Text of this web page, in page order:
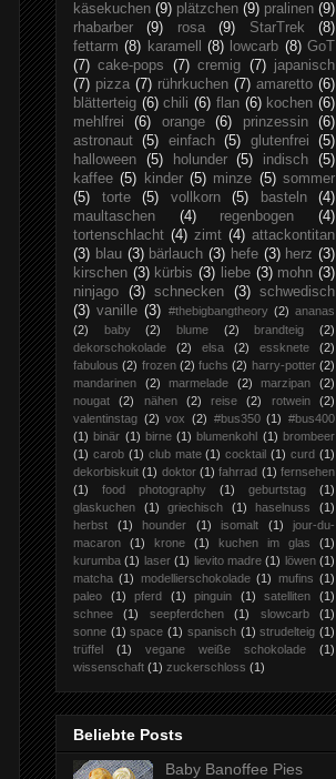
käsekuchen (9) plätzchen (9) pralinen (9)
rhabarber
(9) rosa (9) StarTrek
(8)
fettarm (8) karamell (8) lowcarb (8) GoT
(7) cake-pops (7) cremig (7) japanisch
(7) pizza (7) rührkuchen (7) amaretto (6)
blätterteig (6) chili (6) flan (6) kochen (6)
mehlfrei
(6) orange (6) prinzessin
(6)
astronaut
(5) einfach (5) glutenfrei
(5)
halloween
(5) holunder (5) indisch
(5)
kaffee (5) kinder (5) minze (5) sommer
(5)
torte (5) vollkorn (5) basteln
(4)
maultaschen
(4) regenbogen
(4)
tortenschlacht (4) zimt (4) attackontitan
(3) blau (3) bärlauch (3) hefe (3) herz (3)
kirschen (3) kürbis (3) liebe (3) mohn (3)
ninjago
(3) schnecken (3)
schwedisch
(3) vanille (3) #thebigbangtheory (2) ananas
(2)
baby (2) blume (2) brandteig
(2)
dekorschokolade
(2) elsa (2) essknete
(2)
fabulous (2) frozen (2) fuchs (2) harry-potter (2)
mandarinen
(2) marmelade (2) marzipan
(2)
nougat
(2) nähen (2) reise (2) rotwein
(2)
valentinstag (2) vox (2) #bus350 (1) #bus400
(1) binär (1) birne (1) blumenkohl (1) brombeer
(1) carob (1) club mate (1) cocktail (1) curd (1)
dekorbiskuit (1) doktor (1) fahrrad (1) fernsehen
(1)
food photography (1) geburtstag
(1)
glaskuchen
(1) griechisch (1) haselnuss
(1)
herbst
(1) hounder (1) isomalt (1)
jour-du-
macaron
(1) krone (1) kuchen im glas
(1)
kurumba (1) laser (1) lievito madre (1) löwen (1)
matcha (1) modellierschokolade (1) mufins (1)
paleo
(1) pferd (1) pinguin (1) satelliten
(1)
schnee
(1) seepferdchen (1) slowcarb
(1)
sonne (1) space (1) spanisch (1) strudelteig (1)
trüffel
(1) vegane weiße schokolade
(1)
wissenschaft (1) zuckerschloss (1)
Beliebte Posts
Baby Banoffee Pies